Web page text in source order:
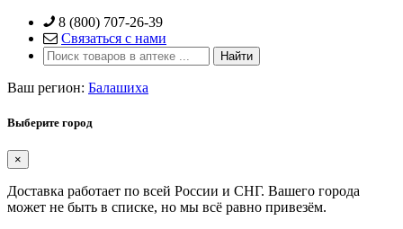
Skip
content
8 (800) 707-26-39
Связаться с нами
Ваш регион: Балашиха
Выберите город
×
Доставка работает по всей России и СНГ. Вашего города
может не быть в списке, но мы всё равно привезём.